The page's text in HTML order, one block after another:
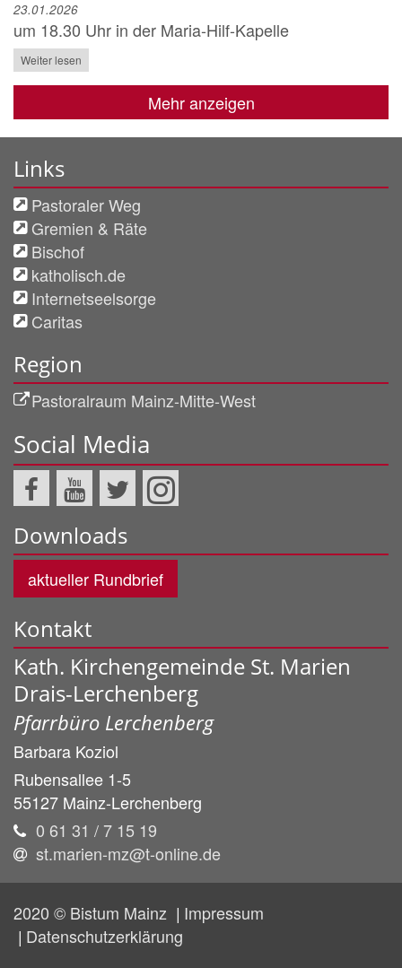
23.01.2026
um 18.30 Uhr in der Maria-Hilf-Kapelle
Weiter lesen
Mehr anzeigen
Links
Pastoraler Weg
Gremien & Räte
Bischof
katholisch.de
Internetseelsorge
Caritas
Region
Pastoralraum Mainz-Mitte-West
Social Media
Downloads
aktueller Rundbrief
Kontakt
Kath. Kirchengemeinde St. Marien
Drais-Lerchenberg
Pfarrbüro Lerchenberg
Barbara Koziol
Rubensallee 1-5
55127 Mainz-Lerchenberg
0 61 31 / 7 15 19
st.marien-mz@t-online.de
2020 © Bistum Mainz
Impressum
Datenschutzerklärung